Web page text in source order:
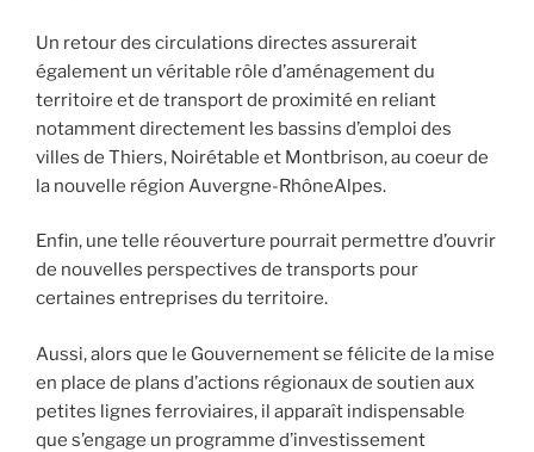
Un retour des circulations directes assurerait
également un véritable rôle d’aménagement du
territoire et de transport de proximité en reliant
notamment directement les bassins d’emploi des
villes de Thiers, Noirétable et Montbrison, au coeur de
la nouvelle région Auvergne-RhôneAlpes.
Enfin, une telle réouverture pourrait permettre d’ouvrir
de nouvelles perspectives de transports pour
certaines entreprises du territoire.
Aussi, alors que le Gouvernement se félicite de la mise
en place de plans d’actions régionaux de soutien aux
petites lignes ferroviaires, il apparaît indispensable
que s’engage un programme d’investissement